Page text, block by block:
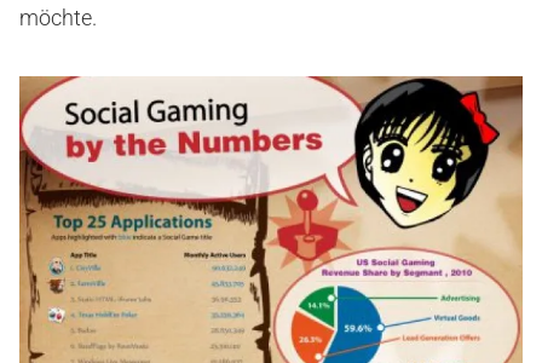
möchte.